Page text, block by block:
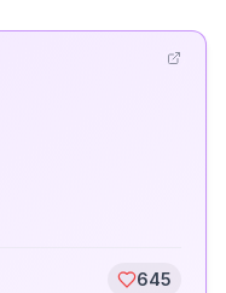
645